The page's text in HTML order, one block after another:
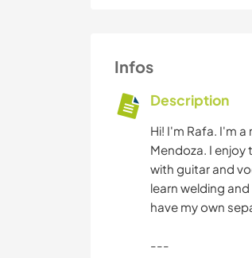
Infos
Description
Hi! I'm Rafa. I'm
Mendoza. I
with guitar and
learn welding
have my own
---